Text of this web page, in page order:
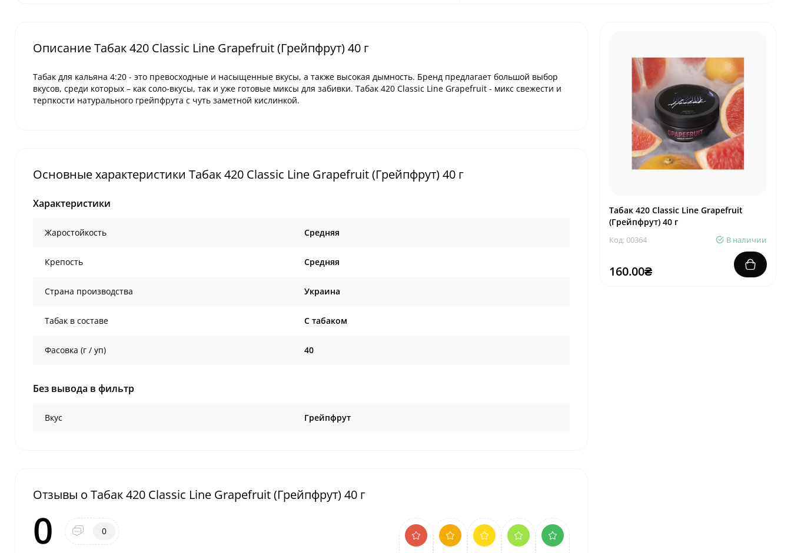
Описание Табак 420 Classic Line Grapefruit (Грейпфрут) 40 г
Табак для кальяна 4:20 - это превосходные и насыщенные вкусы, а также высокая дымность. Бренд предлагает большой выбор
вкусов, среди которых – как соло-вкусы, так и уже готовые миксы для забивки. Табак 420 Classic Line Grapefruit - микс свежести и
терпкости натурального грейпфрута с чуть заметной кислинкой.
Основные характеристики Табак 420 Classic Line Grapefruit (Грейпфрут) 40 г
Характеристики
Жаростойкость Средняя
Крепость Средняя
Страна производства Украина
Табак в составе C табаком
Фасовка (г / уп) 40
Без вывода в фильтр
Вкус Грейпфрут
Отзывы о Табак 420 Classic Line Grapefruit (Грейпфрут) 40 г
0 0
Табак 420 Classic Line Grapefruit
(Грейпфрут) 40 г
Код: 00364 В наличии
160.00₴